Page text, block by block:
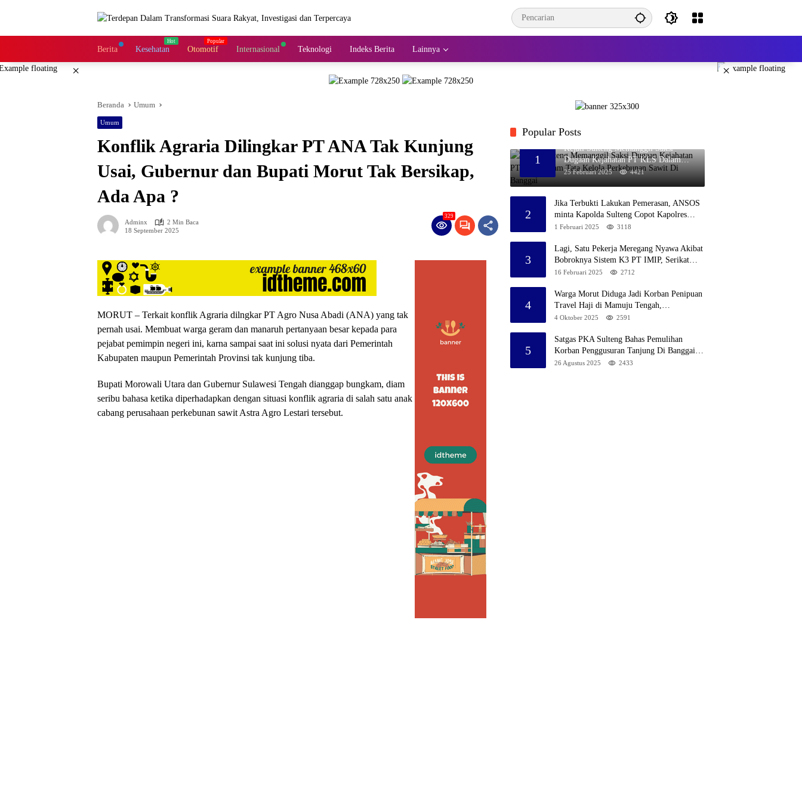
Berita Kesehatan Otomotif Internasional Teknologi Indeks Berita Lainnya
× ×
Beranda Umum
Umum
Konflik Agraria Dilingkar PT ANA Tak Kunjung
Usai, Gubernur dan Bupati Morut Tak Bersikap,
Ada Apa ?
Adminx
2 Min Baca
18 September 2025
329
MORUT – Terkait konflik Agraria dilngkar PT Agro Nusa Abadi (ANA) yang tak
pernah usai. Membuat warga geram dan manaruh pertanyaan besar kepada para
pejabat pemimpin negeri ini, karna sampai saat ini solusi nyata dari Pemerintah
Kabupaten maupun Pemerintah Provinsi tak kunjung tiba.
Bupati Morowali Utara dan Gubernur Sulawesi Tengah dianggap bungkam, diam
seribu bahasa ketika diperhadapkan dengan situasi konflik agraria di salah satu anak
cabang perusahaan perkebunan sawit Astra Agro Lestari tersebut.
Popular Posts
1
Kejati Sulteng Memanggil Saksi
Dugaan Kejahatan PT KLS Dalam
Tata Kelola Perkebunan Sawit Di
25 Februari 2025 4421
2
Jika Terbukti Lakukan Pemerasan, ANSOS
minta Kapolda Sulteng Copot Kapolres
Bangkep
1 Februari 2025 3118
3
Lagi, Satu Pekerja Meregang Nyawa Akibat
Bobroknya Sistem K3 PT IMIP, Serikat
Pekerja Akan Lakukan Demo
16 Februari 2025 2712
4
Warga Morut Diduga Jadi Korban Penipuan
Travel Haji di Mamuju Tengah,
Kerugiannya Ditaksir Capai Rp 800 juta
4 Oktober 2025 2591
5
Satgas PKA Sulteng Bahas Pemulihan
Korban Penggusuran Tanjung Di Banggai,
Angin Segar Bagi Warga
26 Agustus 2025 2433